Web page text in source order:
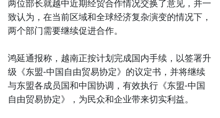
两位部长就越中近期经贸合作情况交换了意见，并一
致认为，在当前区域和全球经济复杂演变的情况下，
两个部门需要继续促进合作。
鸿延通报称，越南正按计划完成国内手续，以签署升
级《东盟-中国自由贸易协定》的议定书，并将继续
与东盟各成员国和中国协调，有效执行《东盟-中国
自由贸易协定》，为民众和企业带来切实利益。